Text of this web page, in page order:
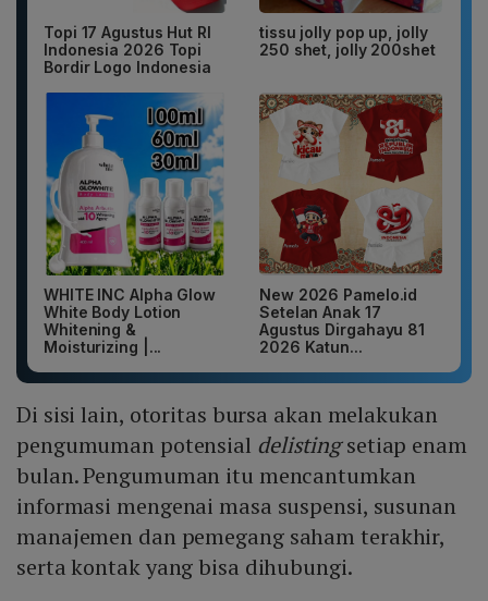
Topi 17 Agustus Hut RI
Indonesia 2026 Topi
Bordir Logo Indonesia
tissu jolly pop up, jolly
250 shet, jolly 200shet
WHITE INC Alpha Glow
White Body Lotion
Whitening &
Moisturizing |...
New 2026 Pamelo.id
Setelan Anak 17
Agustus Dirgahayu 81
2026 Katun...
Di sisi lain, otoritas bursa akan melakukan
pengumuman potensial delistingsetiap enam
bulan. Pengumuman itu mencantumkan
informasi mengenai masa suspensi, susunan
manajemen dan pemegang saham terakhir,
serta kontak yang bisa dihubungi.